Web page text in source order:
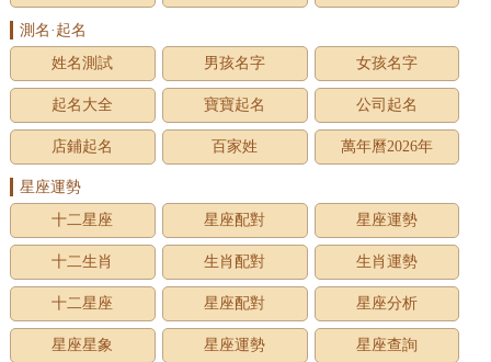
測名·起名
姓名測試
男孩名字 女孩名字
起名大全 寶寶起名 公司起名
店鋪起名 百家姓 萬年曆2026年
星座運勢
十二星座
星座配對 星座運勢
十二生肖 生肖配對 生肖運勢
十二星座 星座配對 星座分析
星座星象 星座運勢 星座查詢